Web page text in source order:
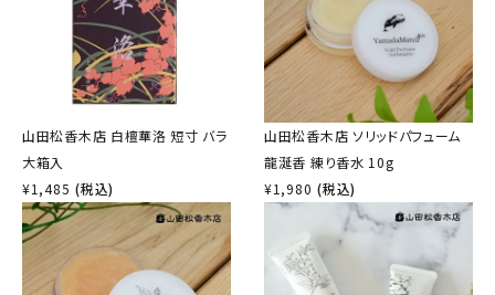
山田松香木店 白檀華洛 短寸 バラ
大箱入
¥1,485 (税込)
山田松香木店 ソリッドパフューム
龍涎香 練り香水 10g
¥1,980 (税込)